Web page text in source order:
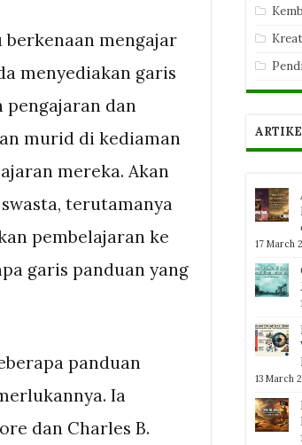
berkenaan mengajar
menyediakan garis
pengajaran dan
murid di kediaman
mereka. Akan
terutamanya
pembelajaran ke
garis panduan yang
panduan
Ia
dan Charles B.
17 March
13 March